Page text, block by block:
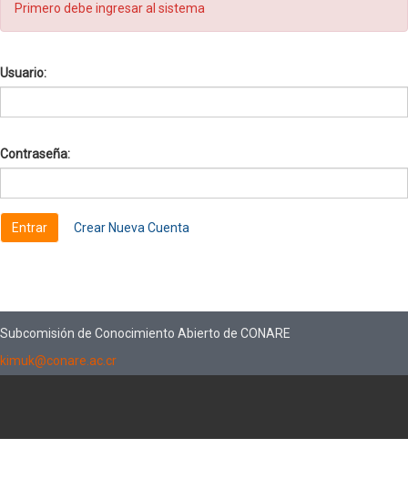
Primero debe ingresar al sistema
Usuario:
Contraseña:
Crear Nueva Cuenta
Subcomisión de Conocimiento Abierto de CONARE
kimuk@conare.ac.cr